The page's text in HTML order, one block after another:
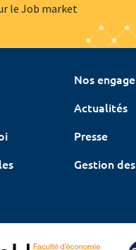
le Job market
Nos
Actualités
Presse
Gestion